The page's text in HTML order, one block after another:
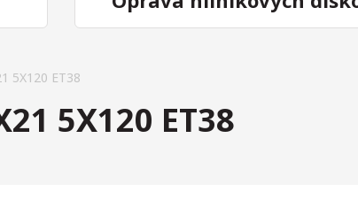
5X120 ET38
5X120 ET38